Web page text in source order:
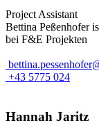
Project Assistant
Bettina Peßenhofer
bei F&E Projekten
+43 5775 024
Hannah Jaritz